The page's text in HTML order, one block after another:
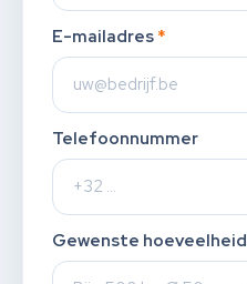
E-mailadres *
Telefoonnummer
Gewenste hoeveelheid